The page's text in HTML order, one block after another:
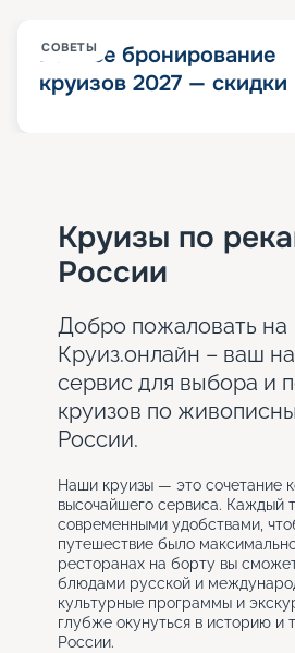
СОВЕТЫ
Раннее бронирование
круизов 2027 — скидки
Круизы по
России
Добро пожаловать на
Круиз.онлайн – ваш
сервис для выбора и
круизов по
России.
Наши круизы — это сочетание
высочайшего сервиса. Каждый
современными удобствами,
путешествие было
ресторанах на борту вы
блюдами русской и
культурные программы и
глубже окунуться в историю и
России.